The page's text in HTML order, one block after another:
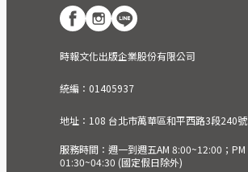
時報文化出版企業股份有限公司
統編：01405937
地址：108 台北市萬華區和平西路3段240號
服務時間：週一到週五AM 8:00~12:00；PM
01:30~04:30 (國定假日除外)